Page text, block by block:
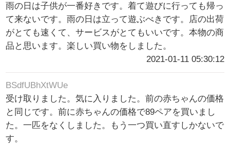
雨の日は子供が一番好きです。着て遊びに行っても帰っ
て来ないです。雨の日は立って遊ぶべきです。店の出荷
がとても速くて、サービスがとてもいいです。本物の商
品と思います。楽しい買い物をしました。
2021-01-11 05:30:12
BSdfUBhXtWUe
受け取りました。気に入りました。前の赤ちゃんの価格
と同じです。前に赤ちゃんの価格で89ペアを買いまし
た。一匹をなくしました。もう一つ買い直すしかないで
す。